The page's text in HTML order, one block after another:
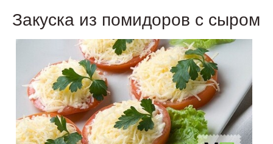
Закуска из помидоров с сыром